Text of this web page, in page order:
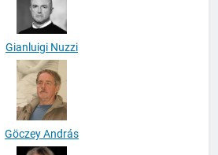
Gianluigi Nuzzi
Göczey András